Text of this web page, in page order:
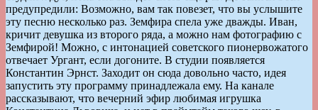
предупредили: Возможно, вам так повезет, что вы услышите
эту песню несколько раз. Земфира спела уже дважды. Иван,
кричит девушка из второго ряда, а можно нам фотографию с
Земфирой! Можно, c интонацией советского пионервожатого
отвечает Ургант, если догоните. В студии появляется
Константин Эрнст. Заходит он сюда довольно часто, идея
запустить эту программу принадлежала ему. На канале
рассказывают, что вечерний эфир любимая игрушка